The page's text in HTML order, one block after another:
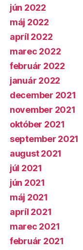
jún 2022
máj 2022
apríl 2022
marec 2022
február 2022
január 2022
december 2021
november 2021
október 2021
september 2021
august 2021
júl 2021
jún 2021
máj 2021
apríl 2021
marec 2021
február 2021